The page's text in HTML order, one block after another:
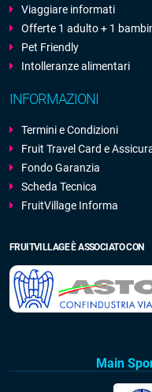
Viaggiare informati
Offerte 1 adulto + 1
Pet Friendly
Intolleranze alimentari
INFORMAZIONI
Termini e Condizioni
Fruit Travel Card e
Fondo Garanzia
Scheda Tecnica
FruitVillage Informa
FRUITVILLAGE È ASSOCIATO CON
Main